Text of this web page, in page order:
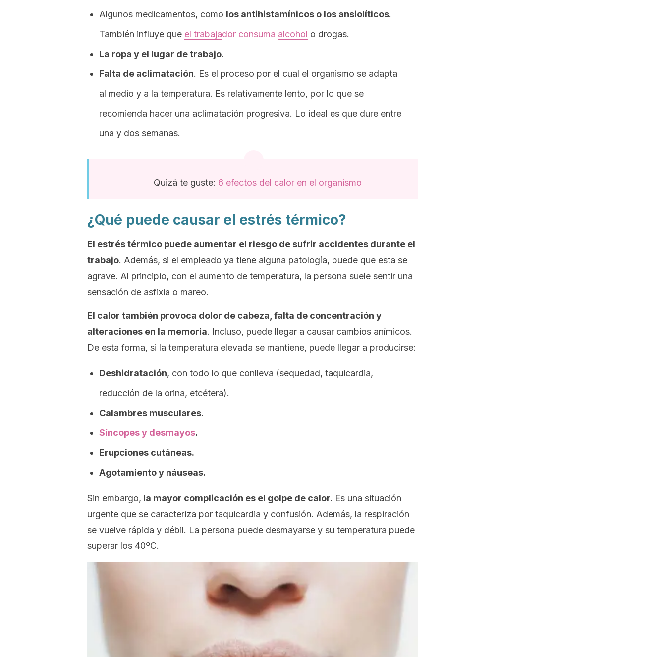
Algunos medicamentos, como los antihistamínicos o los ansiolíticos.
También influye que el trabajador consuma alcohol o drogas.
La ropa y el lugar de trabajo.
Falta de aclimatación. Es el proceso por el cual el organismo se adapta
al medio y a la temperatura. Es relativamente lento, por lo que se
recomienda hacer una aclimatación progresiva. Lo ideal es que dure entre
una y dos semanas.
Quizá te guste: 6 efectos del calor en el organismo
¿Qué puede causar el estrés térmico?
El estrés térmico puede aumentar el riesgo de sufrir accidentes durante el
trabajo. Además, si el empleado ya tiene alguna patología, puede que esta se
agrave. Al principio, con el aumento de temperatura, la persona suele sentir una
sensación de asfixia o mareo.
El calor también provoca dolor de cabeza, falta de concentración y
alteraciones en la memoria. Incluso, puede llegar a causar cambios anímicos.
De esta forma, si la temperatura elevada se mantiene, puede llegar a producirse:
Deshidratación, con todo lo que conlleva (sequedad, taquicardia,
reducción de la orina, etcétera).
Calambres musculares.
Síncopes y desmayos.
Erupciones cutáneas.
Agotamiento y náuseas.
Sin embargo, la mayor complicación es el golpe de calor. Es una situación
urgente que se caracteriza por taquicardia y confusión. Además, la respiración
se vuelve rápida y débil. La persona puede desmayarse y su temperatura puede
superar los 40ºC.